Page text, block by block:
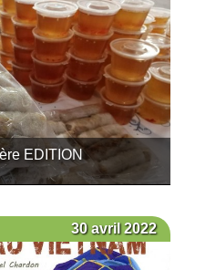
EDITION
30 avril 2022